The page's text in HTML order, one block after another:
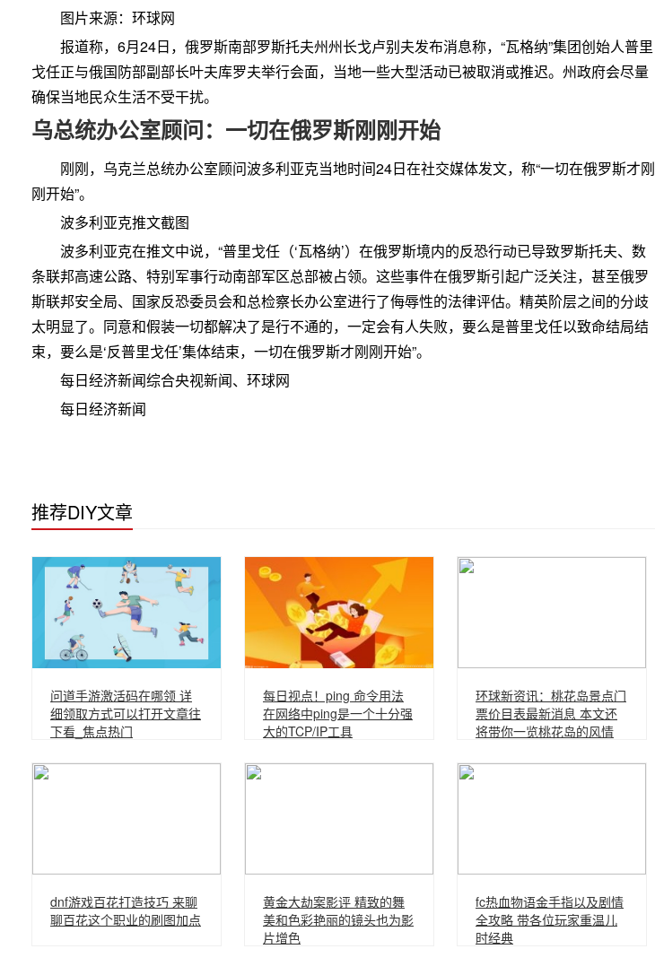
图片来源：环球网
报道称，6月24日，俄罗斯南部罗斯托夫州州长戈卢别夫发布消息称，“瓦格纳”集团创始人普里
戈任正与俄国防部副部长叶夫库罗夫举行会面，当地一些大型活动已被取消或推迟。州政府会尽量
确保当地民众生活不受干扰。
乌总统办公室顾问：一切在俄罗斯刚刚开始
刚刚，乌克兰总统办公室顾问波多利亚克当地时间24日在社交媒体发文，称“一切在俄罗斯才刚
刚开始”。
波多利亚克推文截图
波多利亚克在推文中说，“普里戈任（‘瓦格纳’）在俄罗斯境内的反恐行动已导致罗斯托夫、数
条联邦高速公路、特别军事行动南部军区总部被占领。这些事件在俄罗斯引起广泛关注，甚至俄罗
斯联邦安全局、国家反恐委员会和总检察长办公室进行了侮辱性的法律评估。精英阶层之间的分歧
太明显了。同意和假装一切都解决了是行不通的，一定会有人失败，要么是普里戈任以致命结局结
束，要么是‘反普里戈任’集体结束，一切在俄罗斯才刚刚开始”。
每日经济新闻综合央视新闻、环球网
每日经济新闻
推荐DIY文章
问道手游激活码在哪领 详
细领取方式可以打开文章往
下看_焦点热门
每日视点！ping 命令用法
在网络中ping是一个十分强
大的TCP/IP工具
环球新资讯：桃花岛景点门
票价目表最新消息 本文还
将带你一览桃花岛的风情
dnf游戏百花打造技巧 来聊
聊百花这个职业的刷图加点
黄金大劫案影评 精致的舞
美和色彩艳丽的镜头也为影
片增色
fc热血物语金手指以及剧情
全攻略 带各位玩家重温儿
时经典